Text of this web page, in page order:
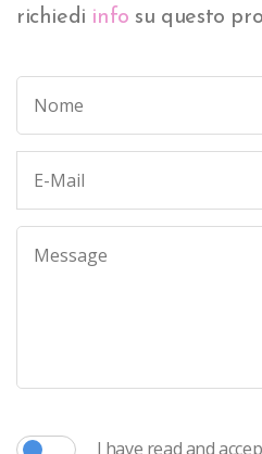
richiedi info su questo
I have read and